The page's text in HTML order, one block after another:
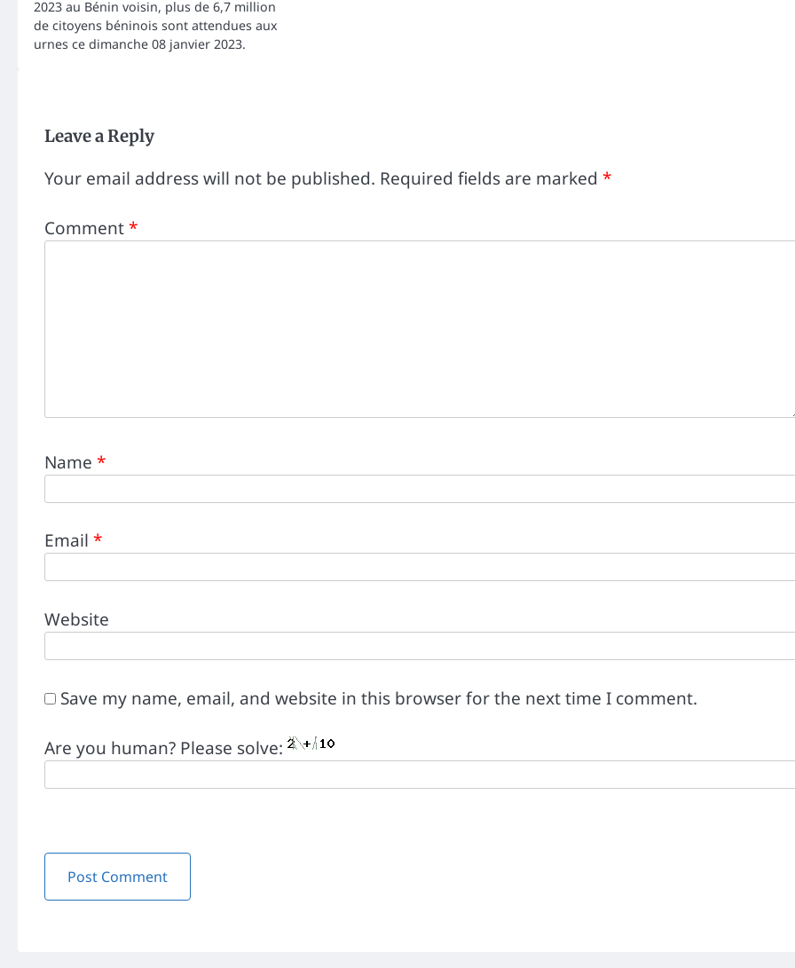
2023 au Bénin voisin, plus de 6,7 million
de citoyens béninois sont attendues aux
urnes ce dimanche 08 janvier 2023.
Leave a Reply
Your email address will not be published. Required fields are marked *
Comment*
Name *
Email *
Website
Save my name, email, and website in this browser for the next time I comment.
Are you human? Please solve: